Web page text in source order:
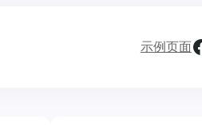
示例页面Facebook